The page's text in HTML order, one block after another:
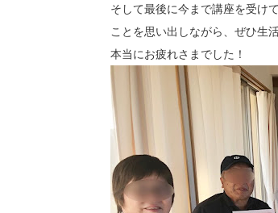
そして最後に今まで講座を受け
ことを思い出しながら、ぜひ生
本当にお疲れさまでした！